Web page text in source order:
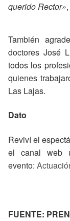
querido Rector»
También
doctores José
todos los
quienes
Las Lajas.
Dato
Reviví el
el canal web
evento:
FUENTE: